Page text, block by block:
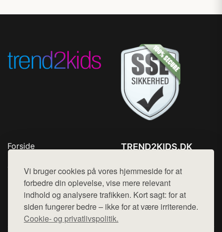
Vi bruger cookies på vores hjemmeside for at
forbedre din oplevelse, vise mere relevant
indhold og analysere trafikken. Kort sagt: for at
siden fungerer bedre – ikke for at være irriterende.
Cookie- og privatlivspolitik.
Forside
Top Rabatter
Blog
Kontakt
TREND2KIDS.DK
Mail: hej@want.dk
Cookie- og privatlivspolitik